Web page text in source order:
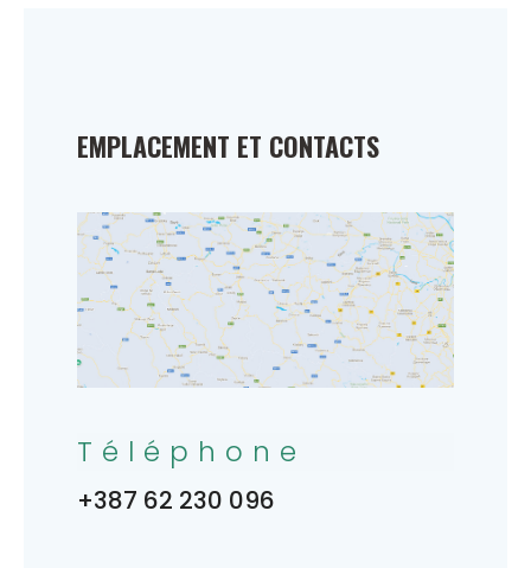
EMPLACEMENT ET CONTACTS
Téléphone
+387 62 230 096